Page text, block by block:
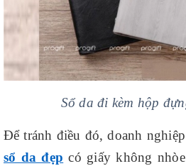
Sổ da đi kèm hộp
Để tránh điều đó, doanh
sổ da đẹp có giấy không